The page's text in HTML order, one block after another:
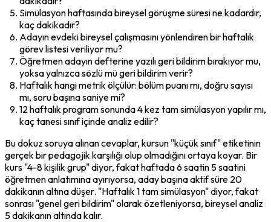
Simülasyon haftasında bireysel görüşme süresi ne kadardır,
kaç dakikadır?
Adayın evdeki bireysel çalışmasını yönlendiren bir haftalık
görev listesi veriliyor mu?
Öğretmen adayın defterine yazılı geri bildirim bırakıyor mu,
yoksa yalnızca sözlü mü geri bildirim verir?
Haftalık hangi metrik ölçülür: bölüm puanı mı, doğru sayısı
mı, soru başına saniye mi?
12 haftalık program sonunda 4 kez tam simülasyon yapılır mı,
kaç tanesi sınıf içinde analiz edilir?
Bu dokuz soruya alınan cevaplar, kursun "küçük sınıf" etiketinin
gerçek bir pedagojik karşılığı olup olmadığını ortaya koyar. Bir
kurs "4-8 kişilik grup" diyor, fakat haftada 6 saatin 5 saatini
öğretmen anlatımına ayırıyorsa, aday başına aktif süre 20
dakikanın altına düşer. "Haftalık 1 tam simülasyon" diyor, fakat
sonrası "genel geri bildirim" olarak özetleniyorsa, bireysel analiz
5 dakikanın altında kalır.